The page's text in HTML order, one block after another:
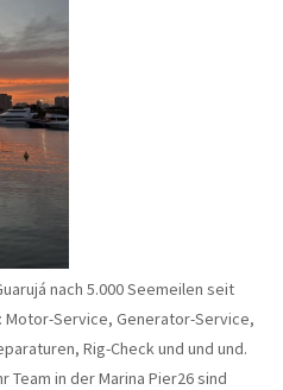
nach 5.000 Seemeilen seit
Motor-Service, Generator-Service,
Rig-Check und und und.
in der Marina Pier26 sind